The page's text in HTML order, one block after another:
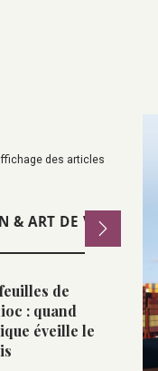
des articles
& ART DE VIVRE
de
: quand
éveille le